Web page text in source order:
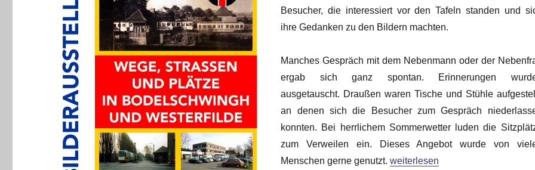
Besucher, die interessiert vor den Tafeln standen und
ihre Gedanken zu den Bildern machten.
Manches Gespräch mit dem Nebenmann oder der
ergab sich ganz spontan. Erinnerungen
ausgetauscht. Draußen waren Tische und Stühle
an denen sich die Besucher zum Gespräch
konnten. Bei herrlichem Sommerwetter luden die
zum Verweilen ein. Dieses Angebot wurde von
Menschen gerne genutzt. „Bilderausstellung 30. Juni bis 1.
weiterlesen